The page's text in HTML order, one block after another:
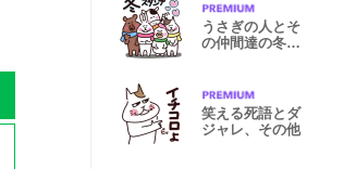
うさぎの人とそ
の仲間達の冬ス
笑える死語とダ
ジャレ、その他